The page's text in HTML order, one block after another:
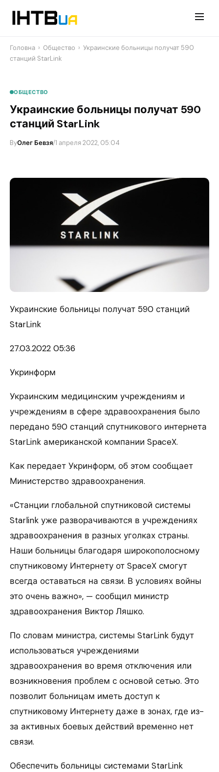
Головна › Общество › Украинские больницы получат 590
станций StarLink
ОБЩЕСТВО
Украинские больницы получат 590
станций StarLink
ByОлег Бевзя/1 апреля 2022, 05:04
Украинские больницы получат 590 станций
StarLink
27.03.2022 05:36
Укринформ
Украинским медицинским учреждениям и
учреждениям в сфере здравоохранения было
передано 590 станций спутникового интернета
StarLink американской компании SpaceX.
Как передает Укринформ, об этом сообщает
Министерство здравоохранения.
«Станции глобальной спутниковой системы
Starlink уже разворачиваются в учреждениях
здравоохранения в разных уголках страны.
Наши больницы благодаря широкополосному
спутниковому Интернету от SpaceX смогут
всегда оставаться на связи. В условиях войны
это очень важно», — сообщил министр
здравоохранения Виктор Ляшко.
По словам министра, системы StarLink будут
использоваться учреждениями
здравоохранения во время отключения или
возникновения проблем с основой сетью. Это
позволит больницам иметь доступ к
спутниковому Интернету даже в зонах, где из-
за активных боевых действий временно нет
связи.
Обеспечить больницы системами StarLink